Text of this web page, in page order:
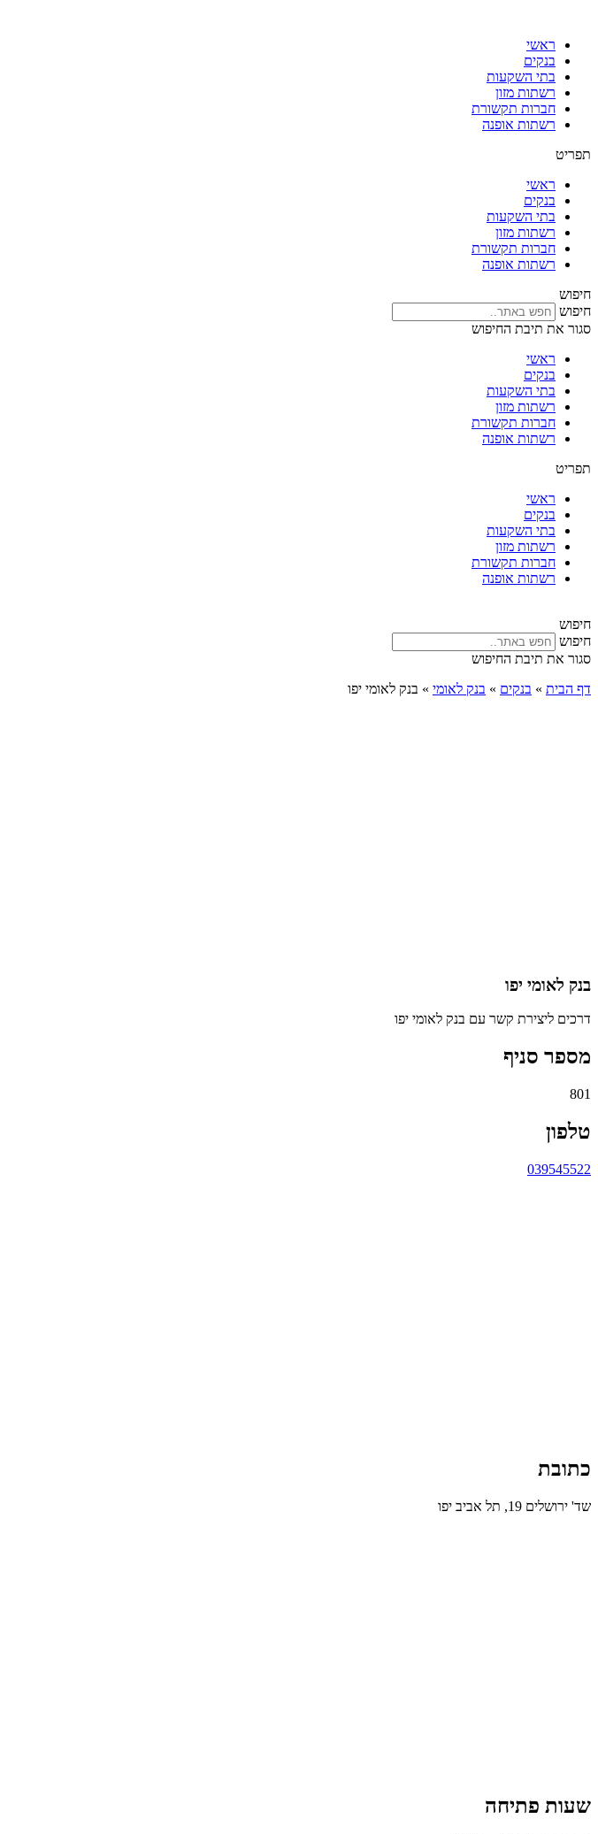
ראשי
בנקים
בתי השקעות
רשתות מזון
חברות תקשורת
רשתות אופנה
תפריט
ראשי
בנקים
בתי השקעות
רשתות מזון
חברות תקשורת
רשתות אופנה
חיפוש
חיפוש
סגור את תיבת החיפוש
ראשי
בנקים
בתי השקעות
רשתות מזון
חברות תקשורת
רשתות אופנה
תפריט
ראשי
בנקים
בתי השקעות
רשתות מזון
חברות תקשורת
רשתות אופנה
חיפוש
חיפוש
סגור את תיבת החיפוש
דף הבית » בנקים » בנק לאומי » בנק לאומי יפו
בנק לאומי יפו
דרכים ליצירת קשר עם בנק לאומי יפו
מספר סניף
801
טלפון
039545522
כתובת
שד' ירושלים 19, תל אביב יפו
שעות פתיחה